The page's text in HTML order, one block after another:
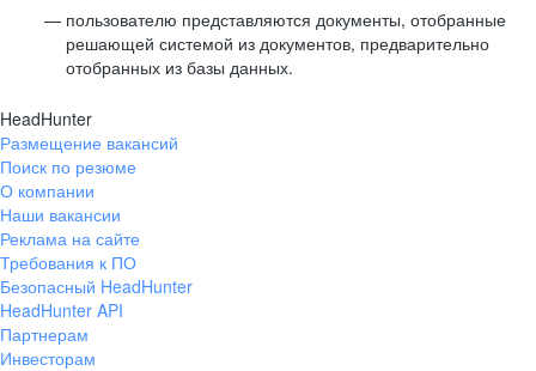
пользователю представляются документы, отобранные
решающей системой из документов, предварительно
отобранных из базы данных.
HeadHunter
Размещение вакансий
Поиск по резюме
О компании
Наши вакансии
Реклама на сайте
Требования к ПО
Безопасный HeadHunter
HeadHunter API
Партнерам
Инвесторам